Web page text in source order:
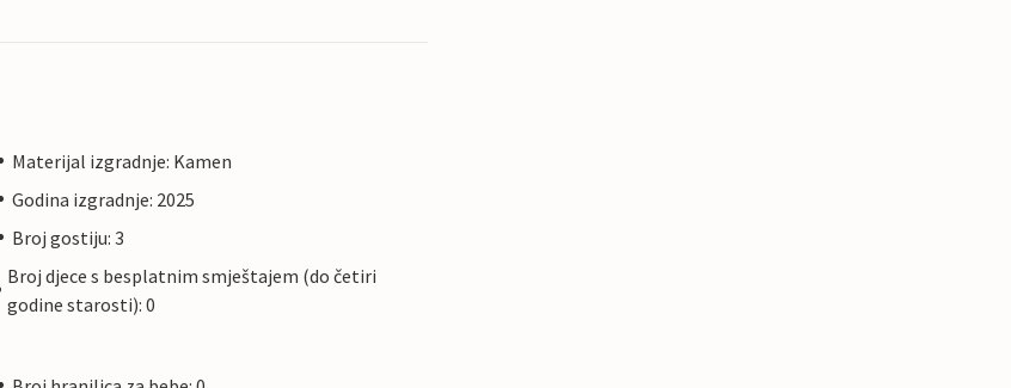
Materijal izgradnje: Kamen
Godina izgradnje: 2025
Broj gostiju: 3
Broj djece s besplatnim smještajem (do četiri
godine starosti): 0